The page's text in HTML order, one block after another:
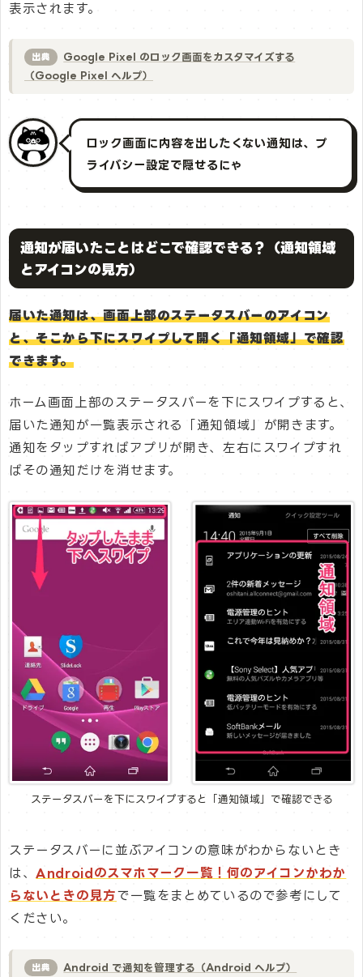
表示されます。
出典
Google Pixel のロック画面をカスタマイズする
（Google Pixel ヘルプ）
ロック画面に内容を出したくない通知は、プ
ライバシー設定で隠せるにゃ
通知が届いたことはどこで確認できる？（通知領域
とアイコンの見方）
届いた通知は、画面上部のステータスバーのアイコン
と、そこから下にスワイプして開く「通知領域」で確認
できます。
ホーム画面上部のステータスバーを下にスワイプすると、
届いた通知が一覧表示される「通知領域」が開きます。
通知をタップすればアプリが開き、左右にスワイプすれ
ばその通知だけを消せます。
ステータスバーを下にスワイプすると「通知領域」で確認できる
ステータスバーに並ぶアイコンの意味がわからないとき
は、 Androidのスマホマーク一覧！何のアイコンかわか
らないときの見方で一覧をまとめているので参考にして
ください。
出典 Android で通知を管理する（Android ヘルプ）